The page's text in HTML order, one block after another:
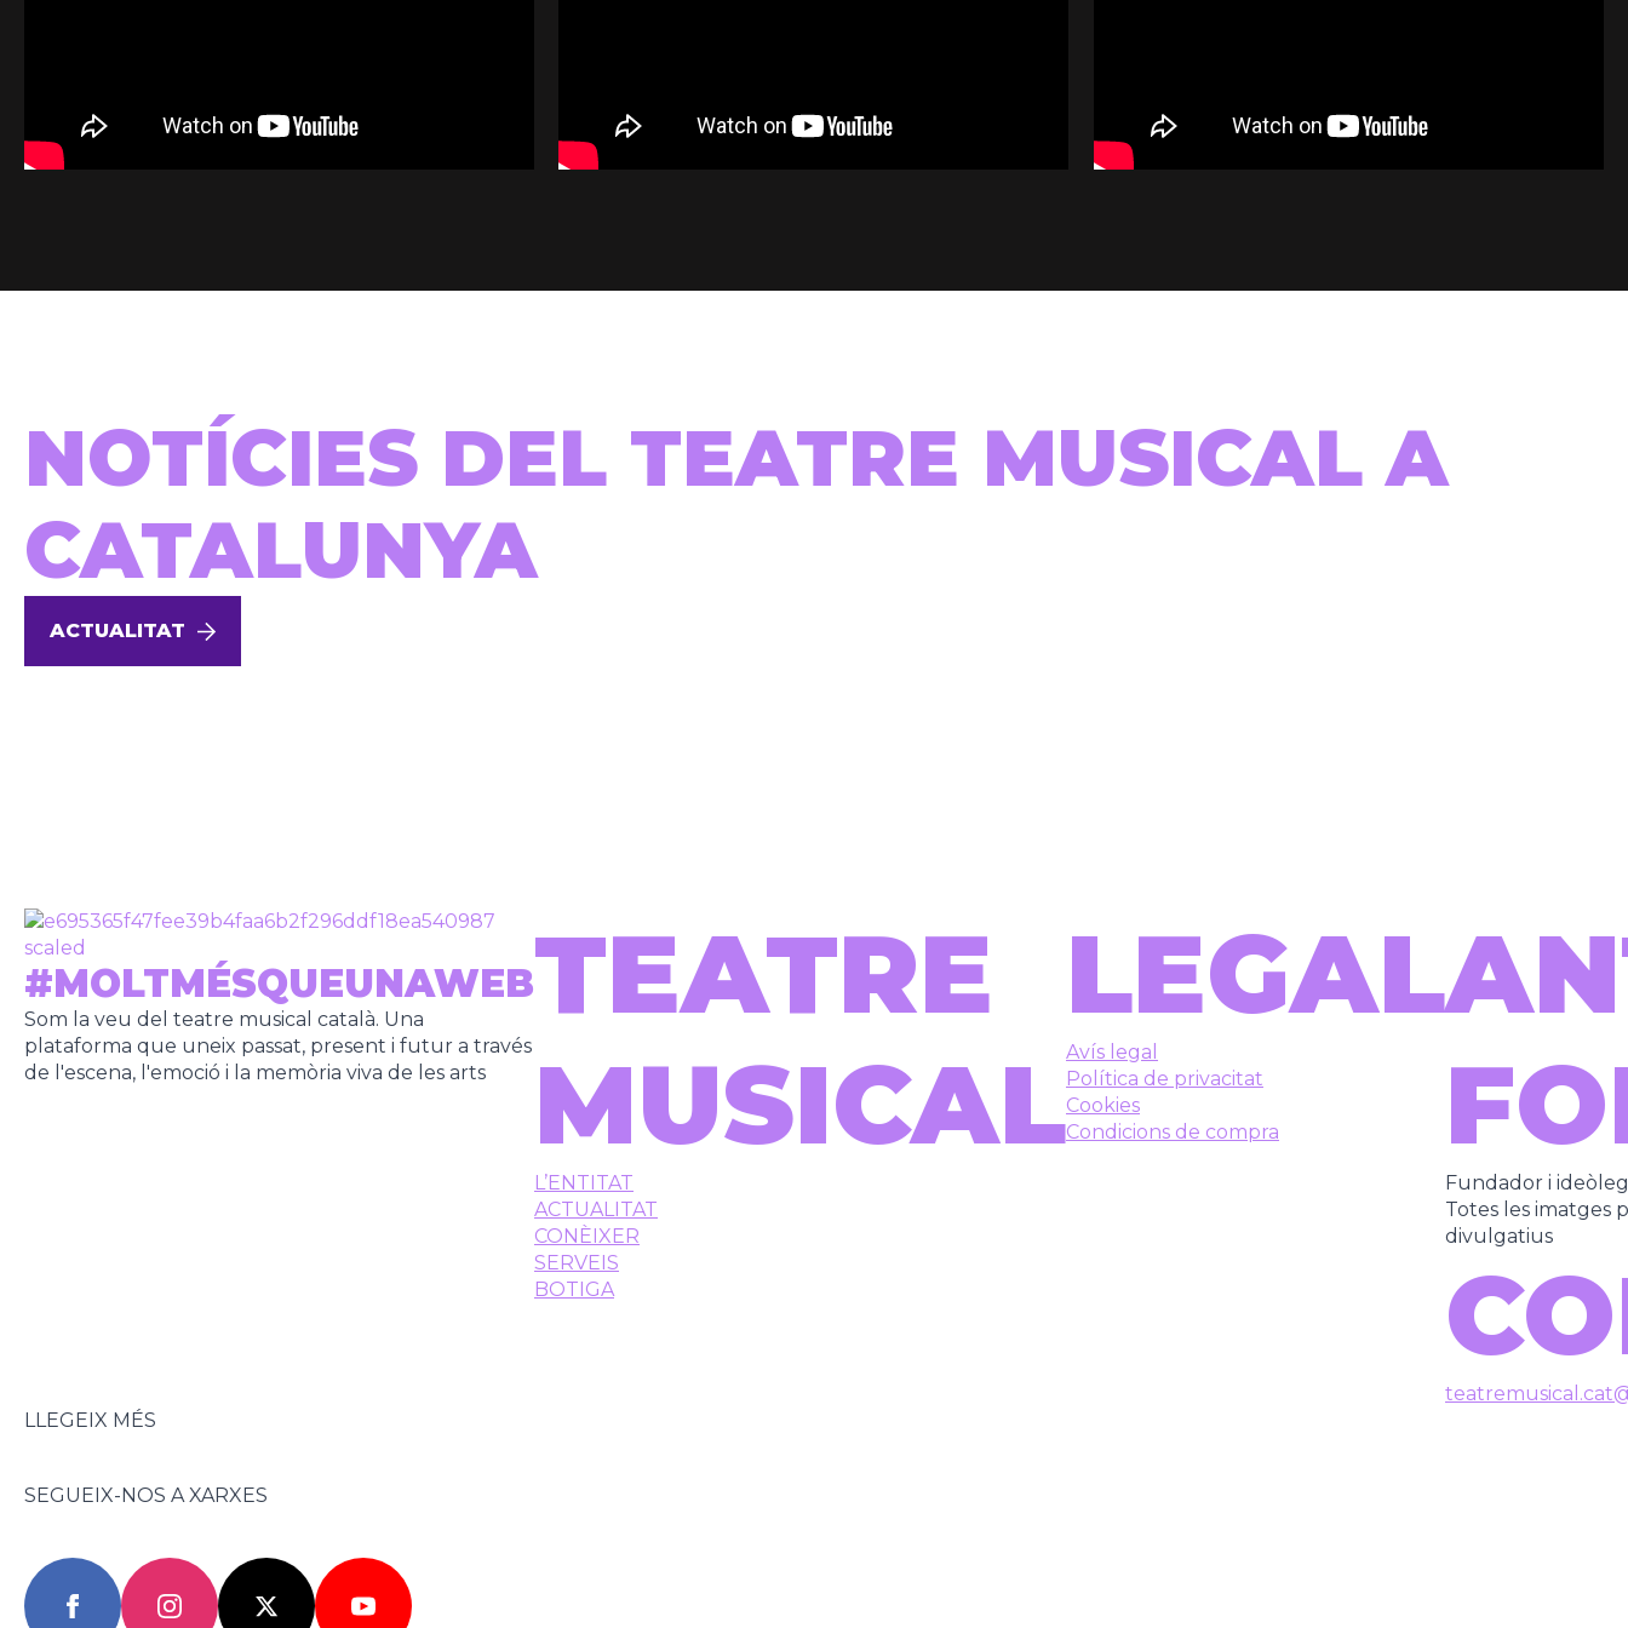
NOTÍCIES DEL TEATRE MUSICAL A
CATALUNYA
ACTUALITAT
#MOLTMÉSQUEUNAWEB
Som la veu del teatre musical català. Una
plataforma que uneix passat, present i futur a través
de l'escena, l'emoció i la memòria viva de les arts
TEATRE
MUSICAL
L’ENTITAT
ACTUALITAT
CONÈIXER
SERVEIS
BOTIGA
LEGAL
Avís legal
Política de privacitat
Cookies
Condicions de compra
Fundador i ideòleg
Totes les imatges
divulgatius
LLEGEIX MÉS
SEGUEIX-NOS A XARXES